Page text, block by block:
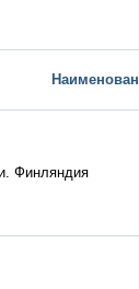
Финляндия